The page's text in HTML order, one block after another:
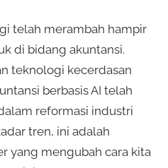
telah merambah hampir
di bidang akuntansi.
teknologi kecerdasan
berbasis AI telah
reformasi industri
tren, ini adalah
yang mengubah cara kita